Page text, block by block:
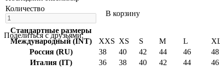
Количество
В корзину
Поделиться с друзьями:
Стандартные размеры
Международный (INT)
XXS XS S M L
Россия (RU)
38 40 42 44 46
48
Италия (IT)
36 38 40 42 44
46